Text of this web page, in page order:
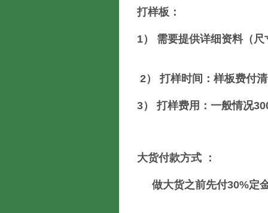
打样板：
1） 需要提供详细资料（
2） 打样时间：样板费付
3） 打样费用：一般情况
大货付款方式 ：
做大货之前先付30%定